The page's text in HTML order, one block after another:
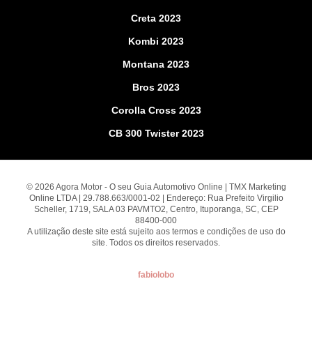
Creta 2023
Kombi 2023
Montana 2023
Bros 2023
Corolla Cross 2023
CB 300 Twister 2023
© 2026 Agora Motor - O seu Guia Automotivo Online | TMX Marketing
Online LTDA | 29.788.663/0001-02 | Endereço: Rua Prefeito Virgilio
Scheller, 1719, SALA 03 PAVMTO2, Centro, Ituporanga, SC, CEP
88400-000
A utilização deste site está sujeito aos termos e condições de uso do
site. Todos os direitos reservados.
fabiolobo